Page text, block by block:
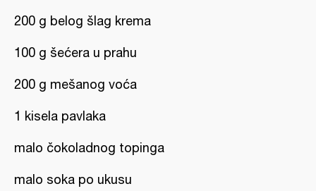
200 g belog šlag krema
100 g šećera u prahu
200 g mešanog voća
1 kisela pavlaka
malo čokoladnog topinga
malo soka po ukusu